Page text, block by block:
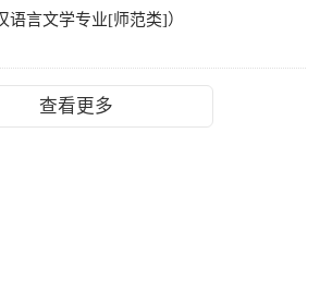
语言文学专业[师范类]）
查看更多